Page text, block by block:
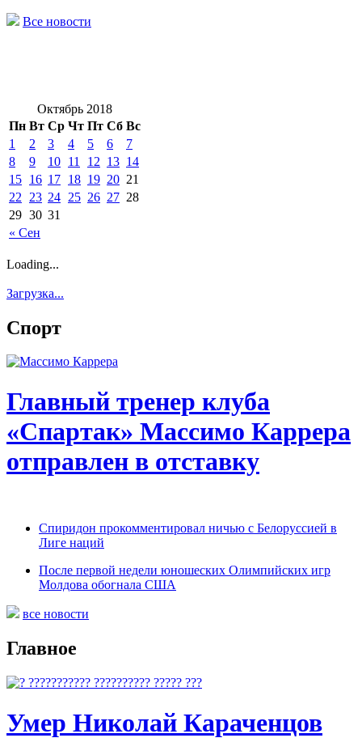
Все новости
Октябрь 2018
Пн Вт Ср Чт Пт Сб Вс
« Сен
1 2 3 4 5 6
7
8
9 10 11 12 13 14
15 16 17 18 19 20 21
22
23 24 25 26 27 28
29 30 31
Loading...
Загрузка...
Спорт
Главный тренер клуба
«Спартак» Массимо Каррера
отправлен в отставку
Спиридон прокомментировал ничью с Белоруссией в
Лиге наций
После первой недели юношеских Олимпийских игр
Молдова обогнала США
все новости
Главное
Умер Николай Караченцов